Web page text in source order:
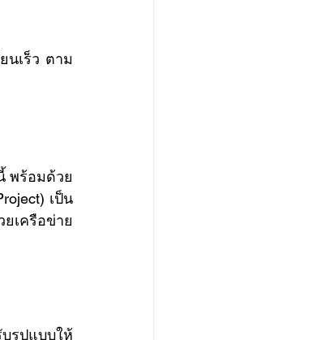
เป็น
เครือข่าย